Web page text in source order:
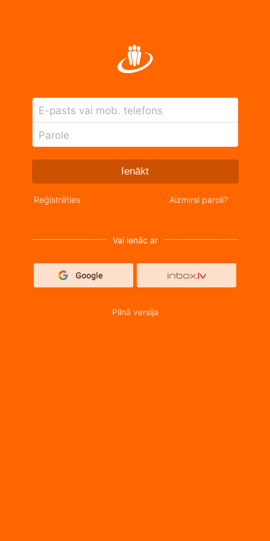
E-pasts vai mob. telefons
Parole
Ienākt
Reģistrēties Aizmirsi paroli?
Vai ienāc ar
Pilnā versija